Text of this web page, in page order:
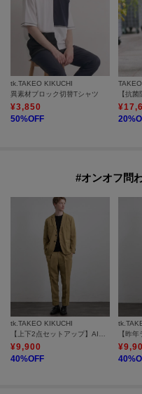
tk.TAKEO KIKUCHI
異素材ブロック切替Tシャツ
¥3,850
50%OFF
¥
20
#オンオフ問
tk.TAKEO KIKUCHI
【上下2点セットアップ】AIRY DRY アソートセットアップ 吸水速乾/UVカット/マシーンウォッシャブル/ノーカラージャケット/シングルジャケット/ワイドテーパードパンツ
¥9,900
40%OFF
¥
40